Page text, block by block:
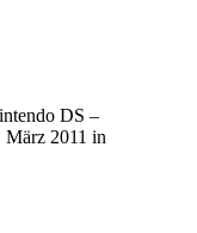
DS –
März 2011 in